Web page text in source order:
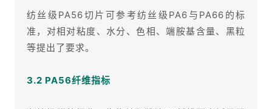
纺丝级PA56切片可参考纺丝级PA6与PA66的标
准，对相对粘度、水分、色相、端胺基含量、黑粒
等提出了要求。
3.2 PA56纤维指标